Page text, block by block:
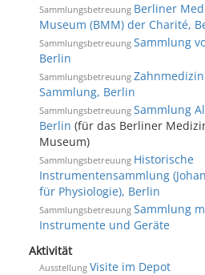
Sammlungsbetreuung Berliner
Museum (BMM) der Charité,
Sammlungsbetreuung Sammlung
Berlin
Sammlungsbetreuung
Sammlung, Berlin
Sammlungsbetreuung Sammlung
Berlin (für das Berliner
Museum)
Sammlungsbetreuung Historische
Instrumentensammlung
für Physiologie), Berlin
Sammlungsbetreuung Sammlung
Instrumente und Geräte
Aktivität
Ausstellung Visite im Depot